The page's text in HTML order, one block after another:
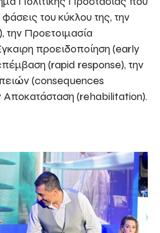
του κύκλου της, την
Προετοιμασία
προειδοποίηση (early
(rapid response), την
(consequences
Αποκατάσταση (rehabilitation).